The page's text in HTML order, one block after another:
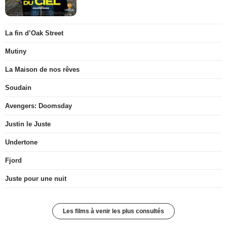
La fin d’Oak Street
Mutiny
La Maison de nos rêves
Soudain
Avengers: Doomsday
Justin le Juste
Undertone
Fjord
Juste pour une nuit
Les films à venir les plus consultés